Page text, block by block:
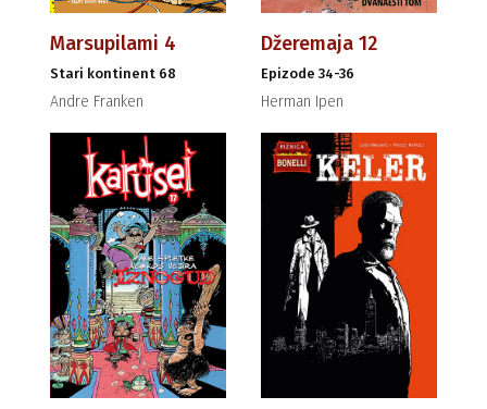
Marsupilami 4
Stari kontinent 68
Andre Franken
Džeremaja 12
Epizode 34-36
Herman Ipen